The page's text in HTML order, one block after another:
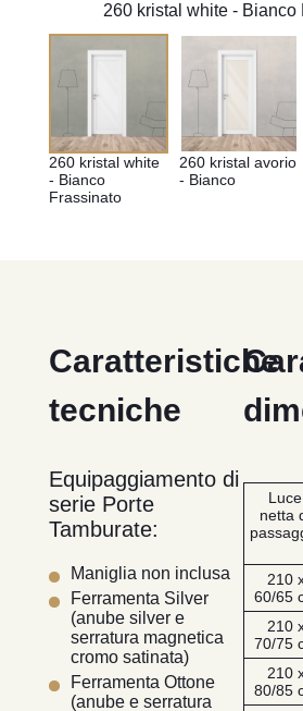
260 kristal white
- Bianco
Frassinato
260 kristal avorio
- Bianco
260 kristal white - Bianco
Luce
netta
210
60/65
210
70/75
210
80/85
Caratteristiche
tecniche
Equipaggiamento di
serie Porte
Tamburate:
Maniglia non inclusa
Ferramenta Silver
(anube silver e
serratura magnetica
cromo satinata)
Ferramenta Ottone
(anube e serratura